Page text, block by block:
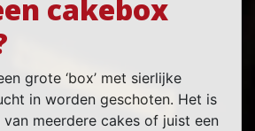
cakebox
grote ‘box’ met sierlijke
in worden geschoten. Het is
meerdere cakes of juist een